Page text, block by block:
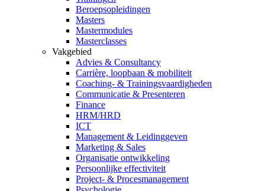
Beroepsopleidingen
Masters
Mastermodules
Masterclasses
Vakgebied
Advies & Consultancy
Carrière, loopbaan & mobiliteit
Coaching- & Trainingsvaardigheden
Communicatie & Presenteren
Finance
HRM/HRD
ICT
Management & Leidinggeven
Marketing & Sales
Organisatie ontwikkeling
Persoonlijke effectiviteit
Project- & Procesmanagement